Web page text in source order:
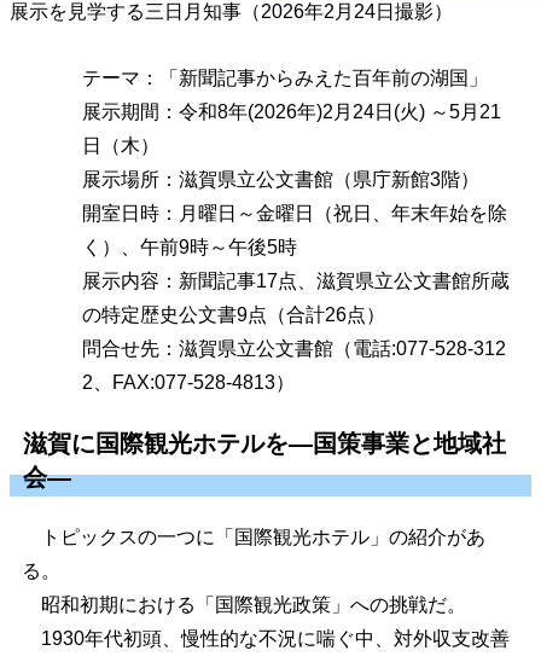
展示を見学する三日月知事（2026年2月24日撮影）
テーマ：「新聞記事からみえた百年前の湖国」
展示期間：令和8年(2026年)2月24日(火) ～5月21
日（木）
展示場所：滋賀県立公文書館（県庁新館3階）
開室日時：月曜日～金曜日（祝日、年末年始を除
く）、午前9時～午後5時
展示内容：新聞記事17点、滋賀県立公文書館所蔵
の特定歴史公文書9点（合計26点）
問合せ先：滋賀県立公文書館（電話:077-528-312
2、FAX:077-528-4813）
滋賀に国際観光ホテルを―国策事業と地域社
会―
トピックスの一つに「国際観光ホテル」の紹介があ
る。
昭和初期における「国際観光政策」への挑戦だ。
1930年代初頭、慢性的な不況に喘ぐ中、対外収支改善